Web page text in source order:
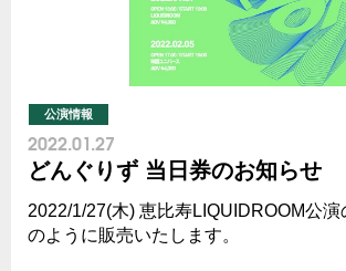
公演情報
2022.01.27
どんぐりず 当日券のお知らせ
2022/1/27(木) 恵比寿LIQUIDROOM公
のように販売いたします。